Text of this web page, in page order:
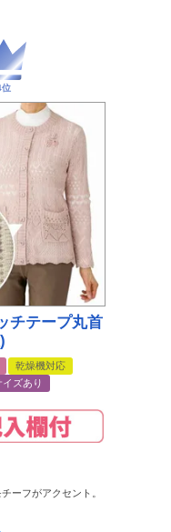
チテープ丸首
乾燥機対応
イズあり
ーフがアクセント。